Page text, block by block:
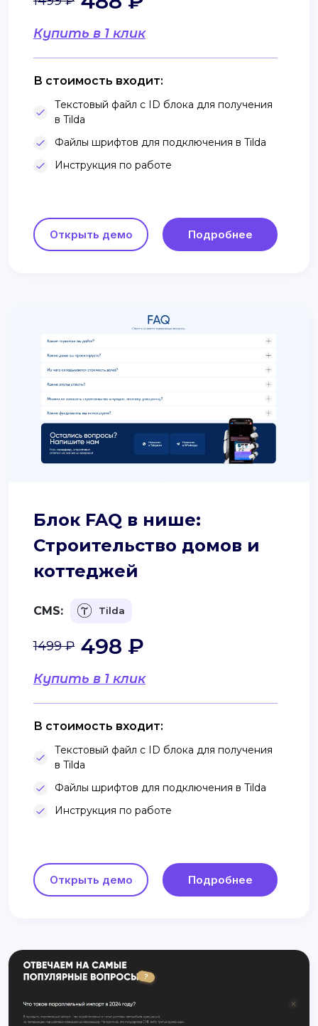
Купить в 1 клик
В стоимость входит:
Текстовый файл с ID блока для получения
в Tilda
Файлы шрифтов для подключения в Tilda
Инструкция по работе
Открыть демо Подробнее
Блок FAQ в нише:
Строительство домов и
коттеджей
CMS: Tilda
Купить в 1 клик
1499 ₽ 498 ₽
В стоимость входит:
Текстовый файл с ID блока для получения
в Tilda
Файлы шрифтов для подключения в Tilda
Инструкция по работе
Открыть демо Подробнее